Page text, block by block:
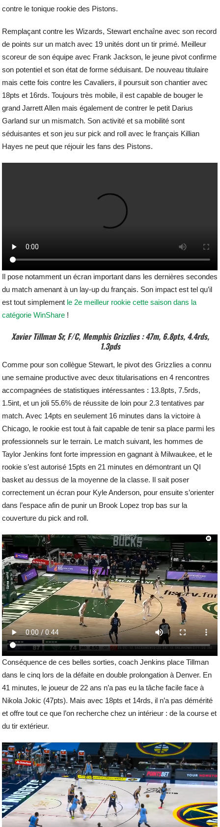
contre le tonique rookie des Pistons.
Remplaçant contre les Wizards, Stewart enchaîne avec son record
de points sur un match avec 19 unités dont un tir primé. Meilleur
scoreur de son équipe avec Frank Jackson, le jeune pivot confirme
son potentiel et son état de forme séduisant. De nouveau titulaire
mais cette fois contre les Cavaliers, il poursuit son chantier avec
18pts et 16rds. Toujours très mobile, il est capable de bouger le
grand Jarrett Allen mais également de contrer le petit Darius
Garland sur un mismatch. Son activité et sa mobilité sont
séduisantes et son jeu sur pick and roll avec le français Killian
Hayes ne peut que réjouir les fans des Pistons.
Il pose notamment un écran important dans les dernières secondes
du match amenant à un lay-up du français. Son impact est tel qu’il
est tout simplement le 2e meilleur rookie cette saison dans la
catégorie WinShare !
Xavier Tillman Sr, F/C, Memphis Grizzlies : 47m, 6.8pts, 4.4rds,
1.3pds
Comme pour son collègue Stewart, le pivot des Grizzlies a connu
une semaine productive avec deux titularisations en 4 rencontres
accompagnées de statistiques intéressantes : 13.8pts, 7.5rds,
1.5int, et un joli 55.6% de réussite de loin pour 2.3 tentatives par
match. Avec 14pts en seulement 16 minutes dans la victoire à
Chicago, le rookie est tout à fait capable de tenir sa place parmi les
professionnels sur le terrain. Le match suivant, les hommes de
Taylor Jenkins font forte impression en gagnant à Milwaukee, et le
rookie s’est autorisé 15pts en 21 minutes en démontrant un QI
basket au dessus de la moyenne de la classe. Il sait poser
correctement un écran pour Kyle Anderson, pour ensuite s’orienter
dans l’espace afin de punir un Brook Lopez trop bas sur la
couverture du pick and roll.
Conséquence de ces belles sorties, coach Jenkins place Tillman
dans le cinq lors de la défaite en double prolongation à Denver. En
41 minutes, le joueur de 22 ans n’a pas eu la tâche facile face à
Nikola Jokic (47pts). Mais avec 18pts et 14rds, il n’a pas démérité
et offre tout ce que l’on recherche chez un intérieur : de la course et
du tir extérieur.